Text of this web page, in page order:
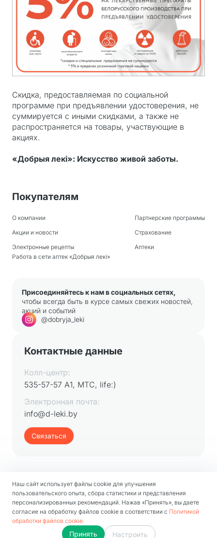
Скидка, предоставляемая по социальной
программе при предъявлении удостоверения, не
суммируется с иными скидками, а также не
распространяется на товары, участвующие в
акциях.
«Добрыя лекi»: Искусство живой заботы.
Покупателям
О компании
Акции и новости
Электронные рецепты
Партнерские программы
Страхование
Аптеки
Работа в сети аптек «Добрыя лекi»
Присоединяйтесь к нам в социальных сетях,
чтобы всегда быть в курсе самых свежих новостей,
акций и событий
@dobryja_leki
Контактные данные
Колл-центр:
535-57-57 А1, МТС, life:)
Электронная почта:
info@d-leki.by
Связаться
ООО «Управляющая компания холдинга «Аптека групп»
Обработка и защита персональных данных
Политика обработки файлов cookie
Наш сайт использует файлы cookie для улучшения
пользовательского опыта, сбора статистики и представления
персонализированных рекомендаций. Нажав «Принять», вы даете
согласие на обработку файлов cookie в соответствии с Политикой
обработки файлов cookie.
Принять Настроить